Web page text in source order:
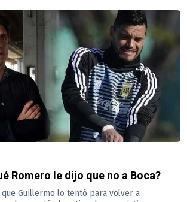
Romero le dijo que no a Boca?
Guillermo lo tentó para volver a